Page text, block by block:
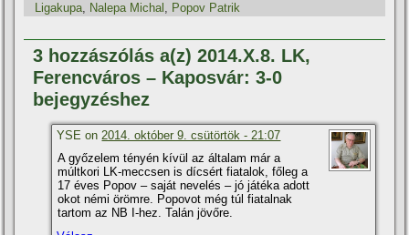
Ligakupa, Nalepa Michal , Popov Patrik
3 hozzászólás a(z) 2014.X.8. LK,
Ferencváros – Kaposvár: 3-0
bejegyzéshez
YSE on2014. október 9. csütörtök - 21:07
A győzelem tényén kí­vül az általam már a
múltkori LK-meccsen is dí­csért fiatalok, főleg a
17 éves Popov – saját nevelés – jó játéka adott
okot némi örömre. Popovot még túl fiatalnak
tartom az NB I-hez. Talán jövőre.